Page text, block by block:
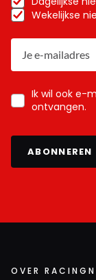
volgens
dikke
gelooft.
me niks
F1
doen
naar de
hem
Wekelijkse
Ik wil ook e-
ontvangen.
ABONNEREN
OVER